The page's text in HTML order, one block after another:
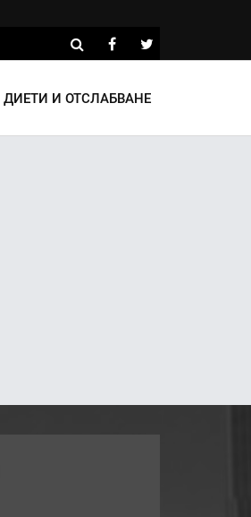
ДИЕТИ И ОТСЛАБВАНЕ